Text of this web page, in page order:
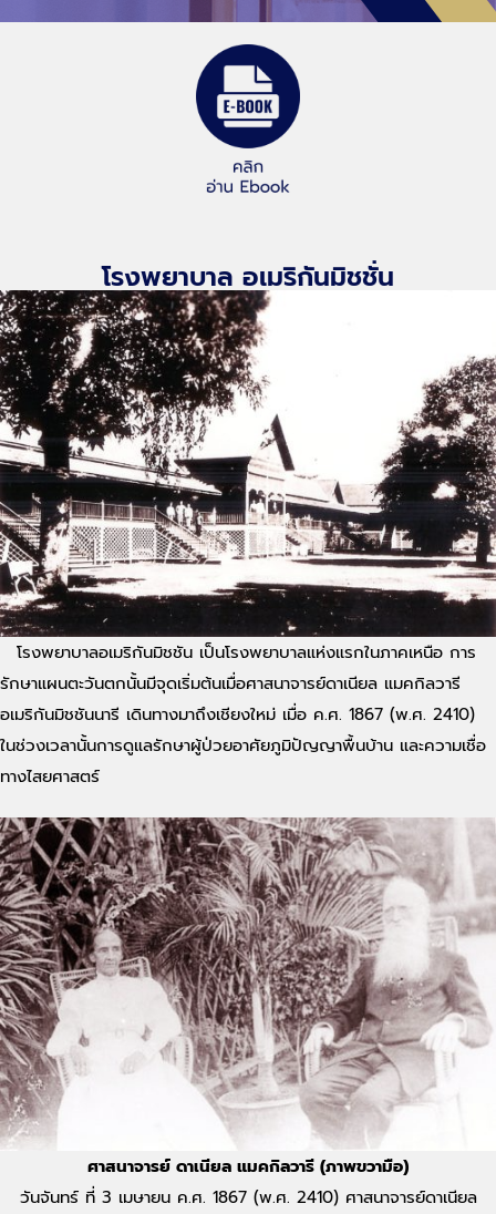
โรงพยาบาล อเมริกันมิชชั่น
โรงพยาบาลอเมริกันมิชชัน เป็นโรงพยาบาลแห่งแรกในภาคเหนือ การ
รักษาแผนตะวันตกนั้นมีจุดเริ่มต้นเมื่อศาสนาจารย์ดาเนียล แมคกิลวารี
อเมริกันมิชชันนารี เดินทางมาถึงเชียงใหม่ เมื่อ ค.ศ. 1867 (พ.ศ. 2410)
ในช่วงเวลานั้นการดูแลรักษาผู้ป่วยอาศัยภูมิปัญญาพื้นบ้าน และความเชื่อ
ทางไสยศาสตร์
ศาสนาจารย์ ดาเนียล แมคกิลวารี (ภาพขวามือ)
วันจันทร์ ที่ 3 เมษายน ค.ศ. 1867 (พ.ศ. 2410) ศาสนาจารย์ดาเนียล